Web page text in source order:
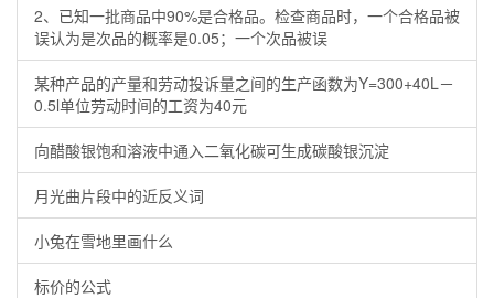
2、已知一批商品中90%是合格品。检查商品时，一个合格品被
误认为是次品的概率是0.05；一个次品被误
某种产品的产量和劳动投诉量之间的生产函数为Y=300+40L－
0.5l单位劳动时间的工资为40元
向醋酸银饱和溶液中通入二氧化碳可生成碳酸银沉淀
月光曲片段中的近反义词
小兔在雪地里画什么
标价的公式